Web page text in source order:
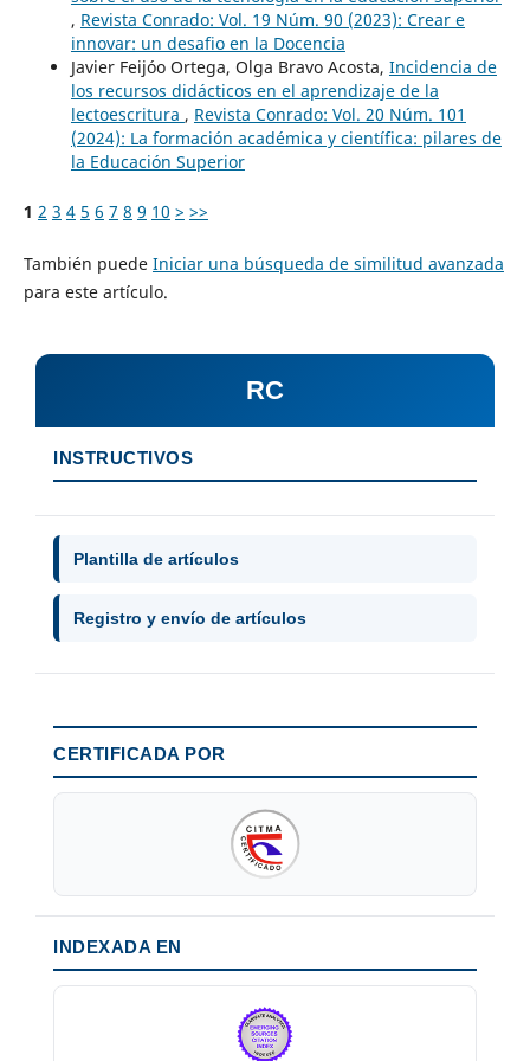
, Revista Conrado: Vol. 19 Núm. 90 (2023): Crear e
innovar: un desafio en la Docencia
Javier Feijóo Ortega, Olga Bravo Acosta, Incidencia de
los recursos didácticos en el aprendizaje de la
lectoescritura , Revista Conrado: Vol. 20 Núm. 101
(2024): La formación académica y científica: pilares de
la Educación Superior
1 2 3 4 5 6 7 8 9 10 > >>
También puede Iniciar una búsqueda de similitud avanzada
para este artículo.
RC
INSTRUCTIVOS
Plantilla de artículos
Registro y envío de artículos
CERTIFICADA POR
INDEXADA EN